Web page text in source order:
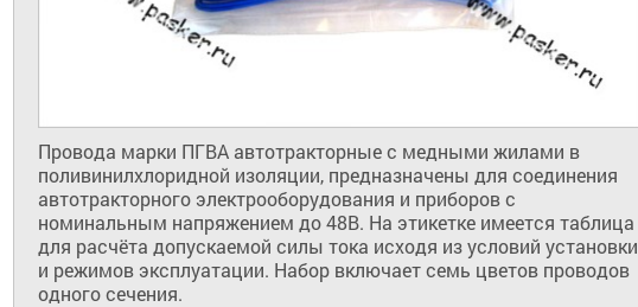
Провода марки ПГВА автотракторные с медными жилами в
поливинилхлоридной изоляции, предназначены для соединения
автотракторного электрооборудования и приборов с
номинальным напряжением до 48В. На этикетке имеется таблица
для расчёта допускаемой силы тока исходя из условий установки
и режимов эксплуатации. Набор включает семь цветов проводов
одного сечения.